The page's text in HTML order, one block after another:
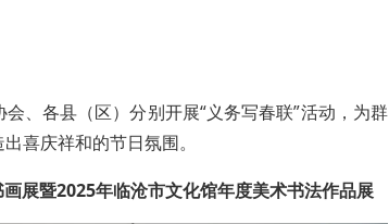
、各县（区）分别开展“义务写春联”活动，为群
喜庆祥和的节日氛围。
展暨2025年临沧市文化馆年度美术书法作品展